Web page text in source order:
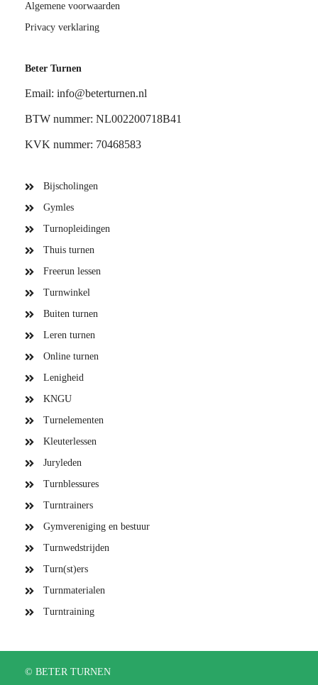
Algemene voorwaarden
Privacy verklaring
Beter Turnen
Email: info@beterturnen.nl
BTW nummer: NL002200718B41
KVK nummer: 70468583
Bijscholingen
Gymles
Turnopleidingen
Thuis turnen
Freerun lessen
Turnwinkel
Buiten turnen
Leren turnen
Online turnen
Lenigheid
KNGU
Turnelementen
Kleuterlessen
Juryleden
Turnblessures
Turntrainers
Gymvereniging en bestuur
Turnwedstrijden
Turn(st)ers
Turnmaterialen
Turntraining
© BETER TURNEN